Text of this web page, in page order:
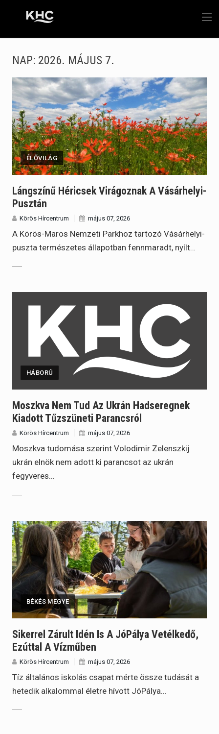
NAP: 2026. MÁJUS 7.
ÉLŐVILÁG
Lángszínű Héricsek Virágoznak A Vásárhelyi-
Pusztán
Körös Hírcentrum május 07, 2026
A Körös-Maros Nemzeti Parkhoz tartozó Vásárhelyi-
puszta természetes állapotban fennmaradt, nyílt…
HÁBORÚ
Moszkva Nem Tud Az Ukrán Hadseregnek
Kiadott Tűzszüneti Parancsról
Körös Hírcentrum május 07, 2026
Moszkva tudomása szerint Volodimir Zelenszkij
ukrán elnök nem adott ki parancsot az ukrán
fegyveres…
BÉKÉS MEGYE
Sikerrel Zárult Idén Is A JóPálya Vetélkedő,
Ezúttal A Vízműben
Körös Hírcentrum május 07, 2026
Tíz általános iskolás csapat mérte össze tudását a
hetedik alkalommal életre hívott JóPálya…